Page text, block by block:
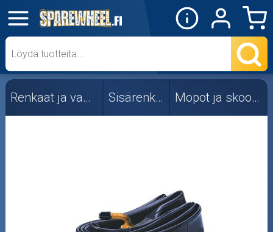
✕
Mopon osat
Skootterin osat
Crossipyörän osat
Mopoauton osat
Renkaat ja vanteet Sisärenkaat Mopot ja skootterit